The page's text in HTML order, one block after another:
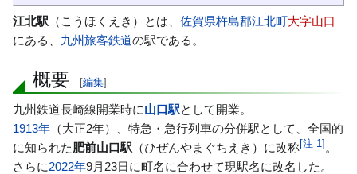
ビ
ゲ
ー
ョ
ン
に
移
動
索
に
移
江北駅 （こうほくえき）とは、 佐賀県杵島郡江北町大字山口
にある、 九州旅客鉄道の駅である。
概要 [編集]
九州鉄道長崎線開業時に山口駅として開業。
1913年 （大正2年）、特急・急行列車の分併駅として、全国的
に知られた肥前山口駅 （ひぜんやまぐちえき）に改称[注 1 ] 。
さらに2022年9月23日に町名に合わせて現駅名に改名した。